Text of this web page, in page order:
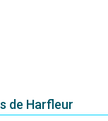
de Harfleur